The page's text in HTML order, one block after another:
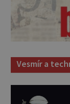
Vesmír a